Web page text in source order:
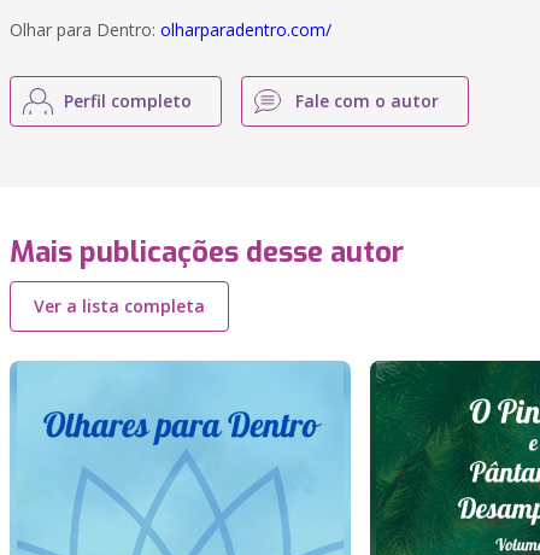
Olhar para Dentro: olharparadentro.com/
Perfil completo Fale com o autor
Mais publicações desse autor
Ver a lista completa